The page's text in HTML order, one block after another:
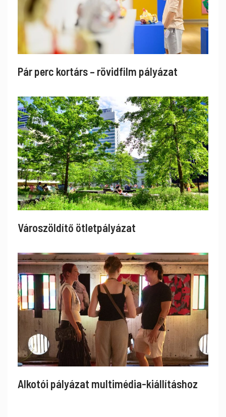
Pár perc kortárs – rövidfilm pályázat
Városzöldítő ötletpályázat
Alkotói pályázat multimédia-kiállításhoz